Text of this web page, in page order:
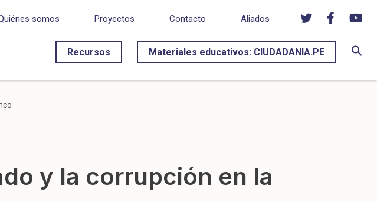
somos Proyectos Contacto Aliados
Recursos Materiales educativos: CIUDADANIA.PE
y la corrupción en la